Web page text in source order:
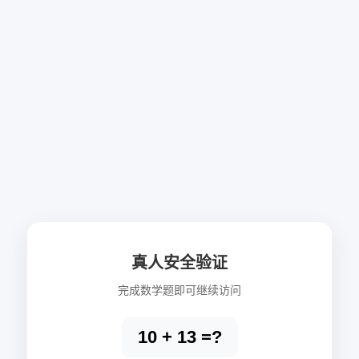
真人安全验证
完成数学题即可继续访问
10 + 13 =?